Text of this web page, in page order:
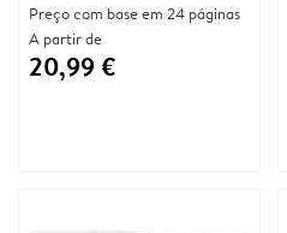
Preço com base em 24 páginas
A partir de
20,99 €